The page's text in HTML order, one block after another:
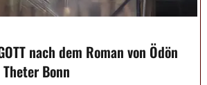
nach dem Roman von Ödön
Bonn